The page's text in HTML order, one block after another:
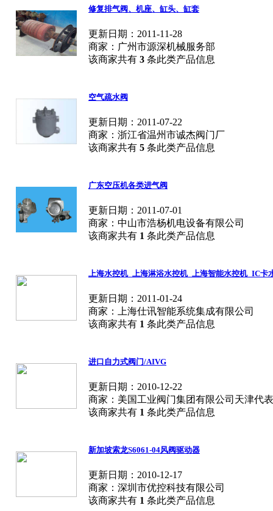
修复排气阀、机座、缸头、缸套
更新日期：2011-11-28
商家：广州市源深机械服务部
该商家共有 3 条此类产品信息
空气疏水阀
更新日期：2011-07-22
商家：浙江省温州市诚杰阀门厂
该商家共有 5 条此类产品信息
广东空压机各类进气阀
更新日期：2011-07-01
商家：中山市浩杨机电设备有限公司
该商家共有 1 条此类产品信息
上海水控机_上海淋浴水控机_上海智能水控机_IC卡
更新日期：2011-01-24
商家：上海仕讯智能系统集成有限公司
该商家共有 1 条此类产品信息
进口自力式阀门/AIVG
更新日期：2010-12-22
商家：美国工业阀门集团有限公司天津代
该商家共有 1 条此类产品信息
新加坡索龙S6061-04风阀驱动器
更新日期：2010-12-17
商家：深圳市优控科技有限公司
该商家共有 1 条此类产品信息